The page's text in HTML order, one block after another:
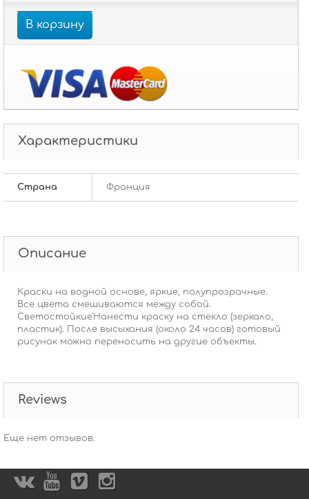
В корзину
Характеристики
Страна Франция
Описание
Краски на водной основе, яркие, полупрозрачные.
Все цвета смешиваются между собой.
Светостойкие'Нанести краску на стекло (зеркало,
пластик). После высыхания (около 24 часов) готовый
рисунок можно переносить на другие объекты.
Reviews
Еще нет отзывов.